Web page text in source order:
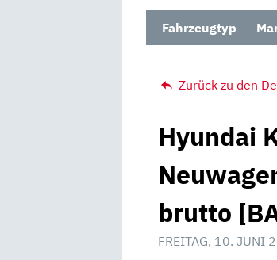
Fahrzeugtyp
Zurück zu den
Hyundai
brutto
FREITAG, 10. JUNI